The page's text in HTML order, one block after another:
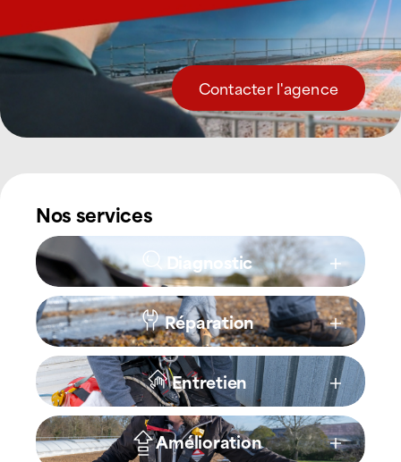
Contacter l'agence
Nos services
Diagnostic
Réparation
Entretien
Amélioration